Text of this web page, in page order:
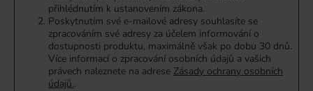
přihlédnutím k ustanovením zákona.
Poskytnutím své e-mailové adresy souhlasíte se
zpracováním své adresy za účelem informování o
dostupnosti produktu, maximálně však po dobu 30 dnů.
Více informací o zpracování osobních údajů a vašich
právech naleznete na adrese Zásady ochrany osobních
údajů..